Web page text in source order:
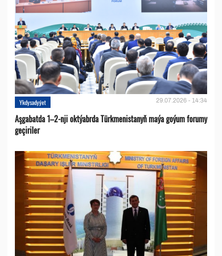
Ykdysadyýet 29.07.2026 - 14:34
Aşgabatda 1–2-nji oktýabrda Türkmenistanyň maýa goýum forumy
geçiriler